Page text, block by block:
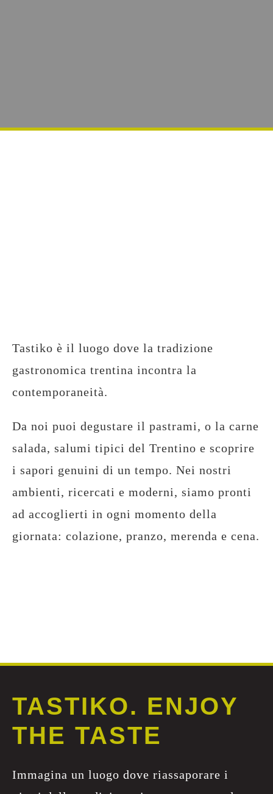
Tastiko è il luogo dove la tradizione
gastronomica trentina incontra la
contemporaneità.
Da noi puoi degustare il pastrami, o la carne
salada, salumi tipici del Trentino e scoprire
i sapori genuini di un tempo. Nei nostri
ambienti, ricercati e moderni, siamo pronti
ad accoglierti in ogni momento della
giornata: colazione, pranzo, merenda e cena.
TASTIKO. ENJOY
THE TASTE
Immagina un luogo dove riassaporare i